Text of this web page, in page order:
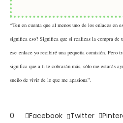
“Ten en cuenta que al menos uno de los enlaces en
significa eso? Significa que si realizas la compra de
ese enlace yo recibiré una pequeña comisión. Pero
significa que a ti te cobrarán más, sólo me estarás
sueño de vivir de lo que me apasiona”.
0 Facebook Twitter